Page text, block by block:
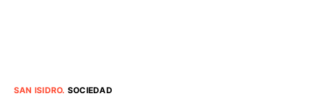
SAN ISIDRO. SOCIEDAD